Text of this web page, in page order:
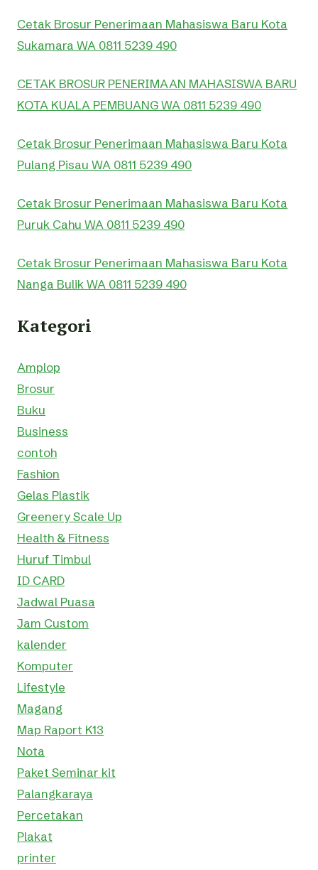
Cetak Brosur Penerimaan Mahasiswa Baru Kota
Sukamara WA 0811 5239 490
CETAK BROSUR PENERIMAAN MAHASISWA BARU
KOTA KUALA PEMBUANG WA 0811 5239 490
Cetak Brosur Penerimaan Mahasiswa Baru Kota
Pulang Pisau WA 0811 5239 490
Cetak Brosur Penerimaan Mahasiswa Baru Kota
Puruk Cahu WA 0811 5239 490
Cetak Brosur Penerimaan Mahasiswa Baru Kota
Nanga Bulik WA 0811 5239 490
Kategori
Amplop
Brosur
Buku
Business
contoh
Fashion
Gelas Plastik
Greenery Scale Up
Health & Fitness
Huruf Timbul
ID CARD
Jadwal Puasa
Jam Custom
kalender
Komputer
Lifestyle
Magang
Map Raport K13
Nota
Paket Seminar kit
Palangkaraya
Percetakan
Plakat
printer